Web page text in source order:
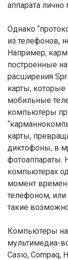
аппарата
Однако
из телефонов,
Например,
построенные
расширения
карты,
мобильные
компьютеры
карты,
диктофоны, в
фотоаппараты.
компьютерах
момент
телефоном,
такие
Компьютеры
мультимедиа-
Casio, Compaq,